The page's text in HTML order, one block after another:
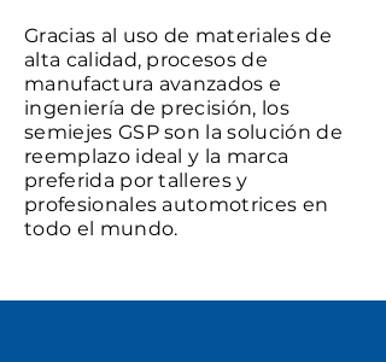
Gracias al uso de materiales de
alta calidad, procesos de
manufactura avanzados e
ingeniería de precisión, los
semiejes GSP son la solución de
reemplazo ideal y la marca
preferida por talleres y
profesionales automotrices en
todo el mundo.